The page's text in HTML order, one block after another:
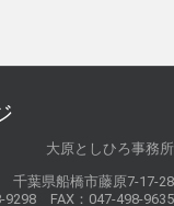
大原としひろ事務所
千葉県船橋市藤原7-17-28
9298 FAX：047-498-9635